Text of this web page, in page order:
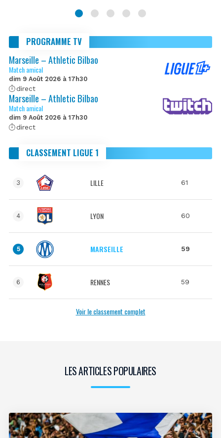
PROGRAMME TV
Marseille – Athletic Bilbao
Match amical
dim 9 Août 2026 à 17h30
direct
Marseille – Athletic Bilbao
Match amical
dim 9 Août 2026 à 17h30
direct
CLASSEMENT LIGUE 1
3 LILLE 61
4 LYON 60
5 MARSEILLE 59
6 RENNES 59
Voir le classement complet
LES ARTICLES POPULAIRES